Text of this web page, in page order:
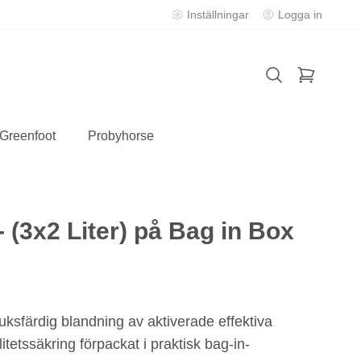
Inställningar Logga in
Probyhorse
(3x2 Liter) på Bag in Box
blandning av aktiverade effektiva
förpackat i praktisk bag-in-